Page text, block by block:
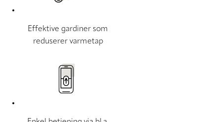
Effektive gardiner som
reduserer varmetap